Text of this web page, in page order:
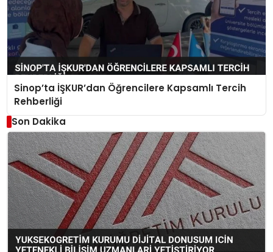
Sinop’ta İŞKUR’dan Öğrencilere Kapsamlı Tercih
Rehberliği
Son Dakika